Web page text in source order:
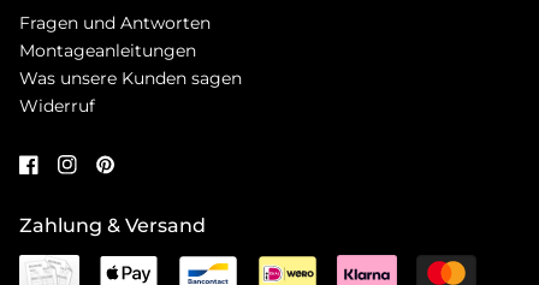
Fragen und Antworten
Montageanleitungen
Was unsere Kunden sagen
Widerruf
Zahlung & Versand